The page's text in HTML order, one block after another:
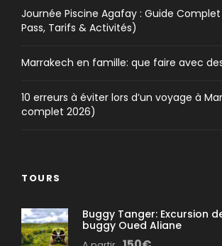
Journée Piscine Agafay : Guide
Pass, Tarifs & Activités)
Marrakech en famille: que faire avec
10 erreurs à éviter lors d’un voyage à
complet 2026)
TOURS
Buggy Tanger: Excursion
buggy Oued Aliane